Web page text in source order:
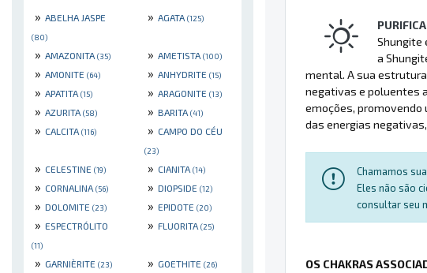
» ABELHA JASPE
(80)
» AGATA (125)
» AMAZONITA (35) » AMETISTA (100)
» AMONITE (64) » ANHYDRITE (15)
» APATITA (15) » ARAGONITE (13)
» AZURITA (58) » BARITA (41)
» CALCITA (116) » CAMPO DO CÉU
(23)
» CELESTINE (19) » CIANITA (14)
» CORNALINA (56) » DIOPSIDE (12)
» DOLOMITE (23) » EPIDOTE (20)
» ESPECTRÓLITO
(11)
» FLUORITA (25)
» GARNIÈRITE (23) » GOETHITE (26)
Shungite
a
mental. A sua
negativas e poluentes
emoções, promovendo
das energias
Chamamos
Eles não são
consultar seu
OS CHAKRAS